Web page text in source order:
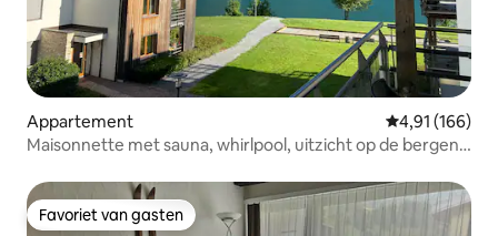
Appartement Gemiddelde
4,91 (166)
Maisonnette met sauna, whirlpool, uitzicht op de bergen
Favoriet van gasten
Favoriet van gasten